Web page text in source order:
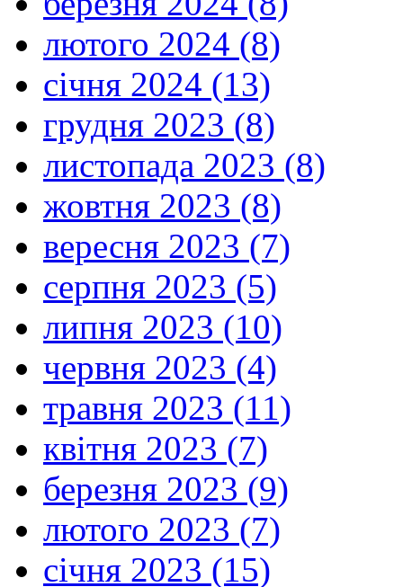
лютого 2024 (8)
січня 2024 (13)
грудня 2023 (8)
листопада 2023 (8)
жовтня 2023 (8)
вересня 2023 (7)
серпня 2023 (5)
липня 2023 (10)
червня 2023 (4)
травня 2023 (11)
квітня 2023 (7)
березня 2023 (9)
лютого 2023 (7)
січня 2023 (15)